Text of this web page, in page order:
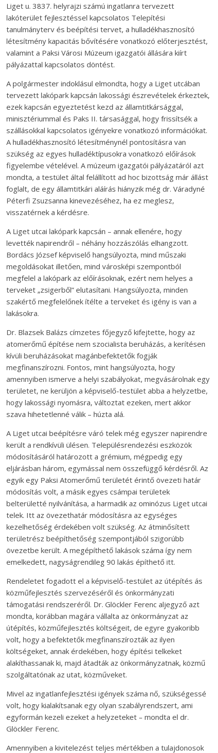
Liget u. 3837. helyrajzi számú ingatlanra tervezett
lakóterület fejlesztéssel kapcsolatos Telepítési
tanulmányterv és beépítési tervet, a hulladékhasznosító
létesítmény kapacitás bővítésére vonatkozó előterjesztést,
valamint a Paksi Városi Múzeum igazgatói állására kiírt
pályázattal kapcsolatos döntést.
A polgármester indoklásul elmondta, hogy a Liget utcában
tervezett lakópark kapcsán lakossági észrevételek érkeztek,
ezek kapcsán egyeztetést kezd az államtitkársággal,
minisztériummal és Paks II. társasággal, hogy frissítsék a
szállásokkal kapcsolatos igényekre vonatkozó információkat.
A hulladékhasznosító létesítménynél pontosításra van
szükség az egyes hulladéktípusokra vonatkozó előírások
figyelembe vételével. A múzeum igazgatói pályázatáról azt
mondta, a testület által felállított ad hoc bizottság már állást
foglalt, de egy államtitkári aláírás hiányzik még dr. Váradyné
Péterfi Zsuzsanna kinevezéséhez, ha ez meglesz,
visszatérnek a kérdésre.
A Liget utcai lakópark kapcsán – annak ellenére, hogy
levették napirendről – néhány hozzászólás elhangzott.
Bordács József képviselő hangsúlyozta, mind műszaki
megoldásokat illetően, mind városképi szempontból
megfelel a lakópark az előírásoknak, ezért nem helyes a
terveket „zsigerből” elutasítani. Hangsúlyozta, minden
szakértő megfelelőnek ítélte a terveket és igény is van a
lakásokra.
Dr. Blazsek Balázs címzetes főjegyző kifejtette, hogy az
atomerőmű építése nem szocialista beruházás, a kerítésen
kívüli beruházásokat magánbefektetők fogják
megfinanszírozni. Fontos, mint hangsúlyozta, hogy
amennyiben ismerve a helyi szabályokat, megvásárolnak egy
területet, ne kerüljön a képviselő-testület abba a helyzetbe,
hogy lakossági nyomásra, változtat ezeken, mert akkor
szava hihetetlenné válik – húzta alá.
A Liget utcai beépítésre váró telek még egyszer napirendre
került a rendkívüli ülésen. Településrendezési eszközök
módosításáról határozott a grémium, mégpedig egy
eljárásban három, egymással nem összefüggő kérdésről. Az
egyik egy Paksi Atomerőmű területét érintő övezeti határ
módosítás volt, a másik egyes csámpai területek
belterületté nyilvánítása, a harmadik az ominózus Liget utcai
telek. Itt az övezethatár módosításra az egységes
kezelhetőség érdekében volt szükség. Az átminősített
területrész beépíthetőség szempontjából szigorúbb
övezetbe került. A megépíthető lakások száma így nem
emelkedett, nagyságrendileg 90 lakás építhető itt.
Rendeletet fogadott el a képviselő-testület az útépítés ás
közműfejlesztés szervezéséről és önkormányzati
támogatási rendszeréről. Dr. Glöckler Ferenc aljegyző azt
mondta, korábban magára vállalta az önkormányzat az
útépítés, közműfejlesztés költségeit, de egyre gyakoribb
volt, hogy a befektetők megfinanszírozták az ilyen
költségeket, annak érdekében, hogy építési telkeket
alakíthassanak ki, majd átadták az önkormányzatnak, közmű
szolgáltatónak az utat, közműveket.
Mivel az ingatlanfejlesztési igények száma nő, szükségessé
volt, hogy kialakítsanak egy olyan szabályrendszert, ami
egyformán kezeli ezeket a helyzeteket – mondta el dr.
Glöckler Ferenc.
Amennyiben a kivitelezést teljes mértékben a tulajdonosok